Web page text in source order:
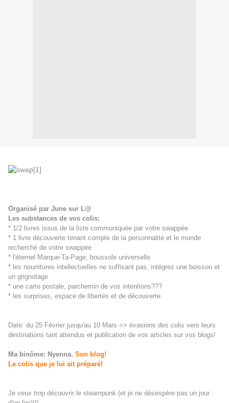
Organisé par June sur L@
Les substances de vos colis:
* 1/2 livres issus de la liste communiquée par votre swappée
* 1 livre découverte tenant compte de la personnalité et le monde
recherché de votre swappée
* l'éternel Marque-Ta-Page, boussole universelle
* les nourritures intellectuelles ne suffisant pas, intégrez une boisson et
un grignotage
* une carte postale, parchemin de vos intentions???
* les surprises, espace de libertés et de découverte.
Date: du 25 Février jusqu'au 10 Mars => évasions des colis vers leurs
destinations tant attendus et publication de vos articles sur vos blogs!
Ma binôme: Nyenna. Son blog!
Le colis que je lui ait préparé!
Je veux trop découvrir le steampunk (et je ne désespère pas un jour